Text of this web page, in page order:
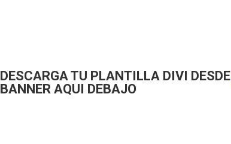
DESCARGA TU PLANTILLA DIVI DESDE
BANNER AQUI DEBAJO